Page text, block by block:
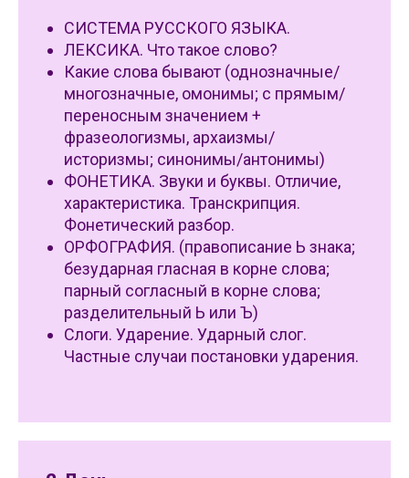
СИСТЕМА РУССКОГО ЯЗЫКА.
ЛЕКСИКА. Что такое слово?
Какие слова бывают (однозначные/
многозначные, омонимы; с прямым/
переносным значением +
фразеологизмы, архаизмы/
историзмы; синонимы/антонимы)
ФОНЕТИКА. Звуки и буквы. Отличие,
характеристика. Транскрипция.
Фонетический разбор.
ОРФОГРАФИЯ. (правописание Ь знака;
безударная гласная в корне слова;
парный согласный в корне слова;
разделительный Ь или Ъ)
Слоги. Ударение. Ударный слог.
Частные случаи постановки ударения.